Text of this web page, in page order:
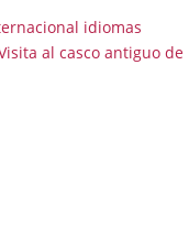
idiomas
al casco antiguo de